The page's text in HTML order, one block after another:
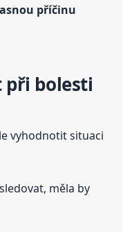
příčinu
při bolesti
vyhodnotit situaci
měla by